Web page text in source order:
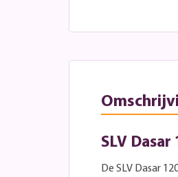
SLV
De SLV Dasar